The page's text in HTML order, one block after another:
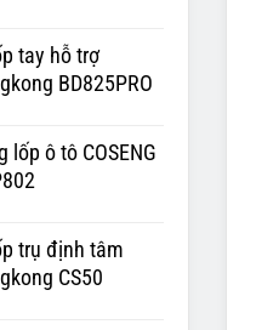
tay hỗ trợ
BD825PRO
lốp ô tô COSENG
trụ định tâm
CS50